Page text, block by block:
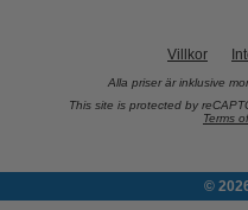
Villkor
Alla priser är inklusive
This site is protected by
Terms
©